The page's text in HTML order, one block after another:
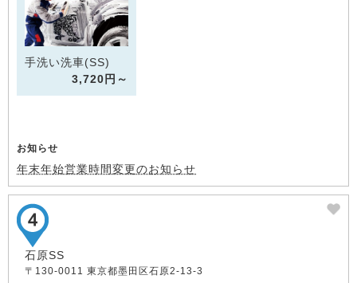
手洗い洗車(SS)
3,720円～
お知らせ
年末年始営業時間変更のお知らせ
石原SS
〒130-0011 東京都墨田区石原2-13-3